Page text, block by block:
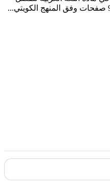
الدراسي الثاني للصف السابع، يتضمن الملف الحروف أنواع الأفعال والنكرة والمعرفة وكذلك ظرفان المكان والزمان وغيرها من القواعد النحوية المهمة عدد صفحات هذا الملف 9 صفحات وفق المنهج الكويتي...